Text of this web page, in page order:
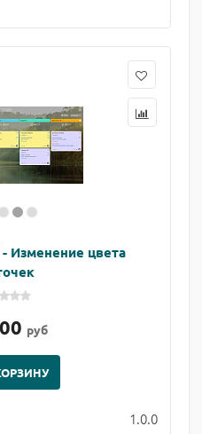
Изменение цвета
руб
1.0.0